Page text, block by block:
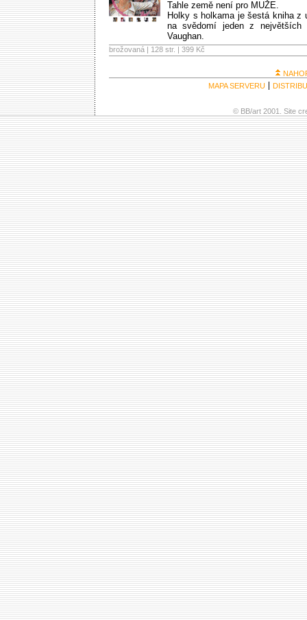
Tahle země není pro MUŽE.
Holky s holkama je šestá kniha z
na svědomí jeden z největších
Vaughan.
brožovaná | 128 str. | 399 Kč
MAPA SERVERU
© BB/art 2001. Site